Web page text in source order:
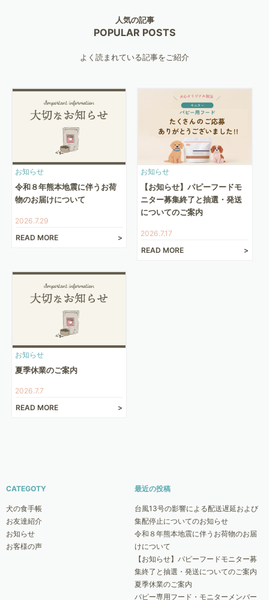
人気の記事
POPULAR POSTS
よく読まれている記事をご紹介
お知らせ
令和８年熊本地震に伴うお荷
物のお届けについて
2026.7.29
READ MORE
お知らせ
【お知らせ】パピーフードモ
ニター募集終了と抽選・発送
についてのご案内
2026.7.17
READ MORE
お知らせ
夏季休業のご案内
2026.7.7
READ MORE
CATEGOTY
犬の食手帳
お友達紹介
お知らせ
お客様の声
最近の投稿
台風13号の影響による配送遅延および
集配停止についてのお知らせ
令和８年熊本地震に伴うお荷物のお届
けについて
【お知らせ】パピーフードモニター募
集終了と抽選・発送についてのご案内
夏季休業のご案内
パピー専用フード・モニターメンバー